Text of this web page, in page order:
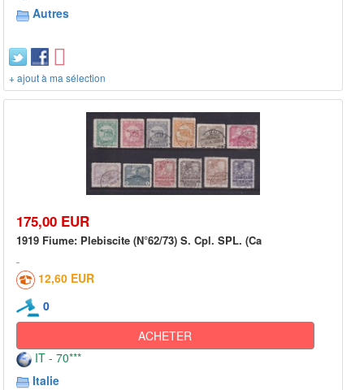
Autres
+ ajout à ma sélection
175,00 EUR
1919 Fiume: Plebiscite (N°62/73) S. Cpl. SPL. (Ca
12,60 EUR
0
ACHETER
IT - 70***
Italie